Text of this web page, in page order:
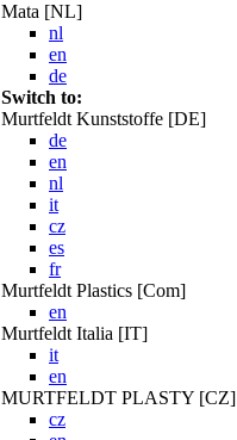
Mata [NL]
nl
en
de
Switch to:
Murtfeldt Kunststoffe [DE]
de
en
nl
it
cz
es
fr
Murtfeldt Plastics [Com]
en
Murtfeldt Italia [IT]
it
en
MURTFELDT PLASTY [CZ]
cz